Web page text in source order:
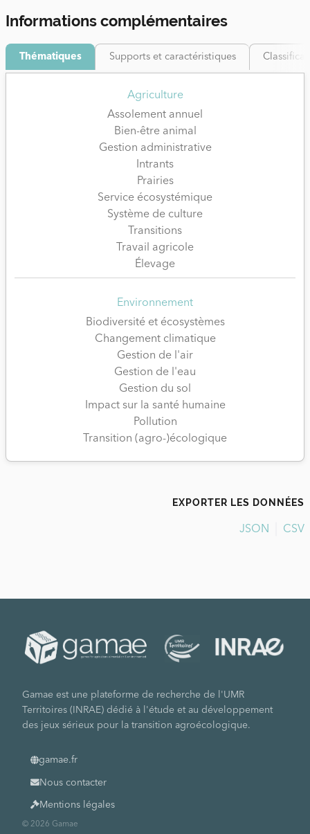
Informations complémentaires
Thématiques Supports et caractéristiques
Agriculture
Assolement annuel
Bien-être animal
Gestion administrative
Intrants
Prairies
Service écosystémique
Système de culture
Transitions
Travail agricole
Élevage
Environnement
Biodiversité et écosystèmes
Changement climatique
Gestion de l'air
Gestion de l'eau
Gestion du sol
Impact sur la santé humaine
Pollution
Transition (agro-)écologique
EXPORTER LES DONNÉES
JSON CSV
Gamae est une plateforme de recherche de l'UMR
Territoires (INRAE) dédié à l'étude et au développement
des jeux sérieux pour la transition agroécologique.
gamae.fr
Nous contacter
Mentions légales
© 2026 Gamae